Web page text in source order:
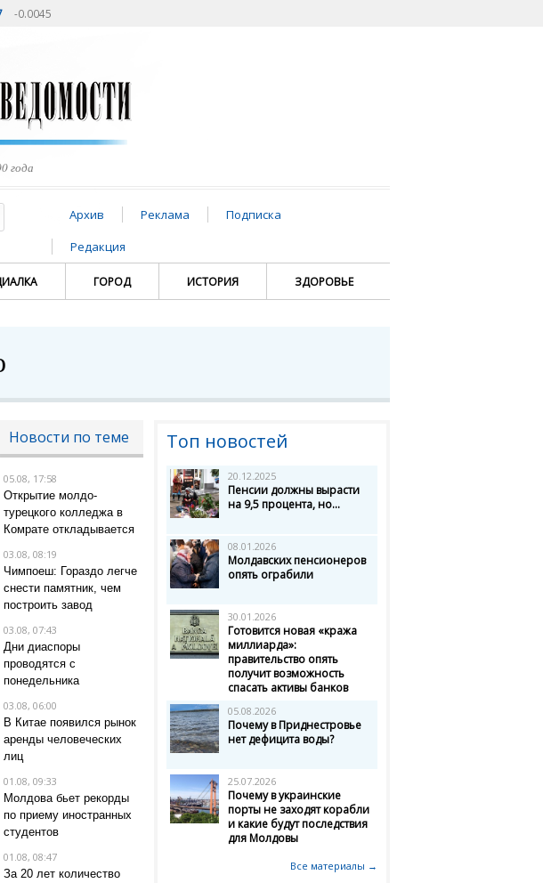
-0.0045
года
Архив Реклама
Подписка
Редакция
ГОРОД ИСТОРИЯ ЗДОРОВЬЕ
Новости по теме
05.08, 17:58
Открытие молдо-
турецкого колледжа в
Комрате откладывается
03.08, 08:19
Чимпоеш: Гораздо легче
снести памятник, чем
построить завод
03.08, 07:43
Дни диаспоры
проводятся с
понедельника
03.08, 06:00
В Китае появился рынок
аренды человеческих
лиц
01.08, 09:33
Молдова бьет рекорды
по приему иностранных
студентов
01.08, 08:47
За 20 лет количество
Топ новостей
20.12.2025
Пенсии должны вырасти
на 9,5 процента, но...
08.01.2026
Молдавских пенсионеров
опять ограбили
30.01.2026
Готовится новая «кража
миллиарда»:
правительство опять
получит возможность
спасать активы банков
05.08.2026
Почему в Приднестровье
нет дефицита воды?
25.07.2026
Почему в украинские
порты не заходят корабли
и какие будут последствия
для Молдовы
Все материалы →